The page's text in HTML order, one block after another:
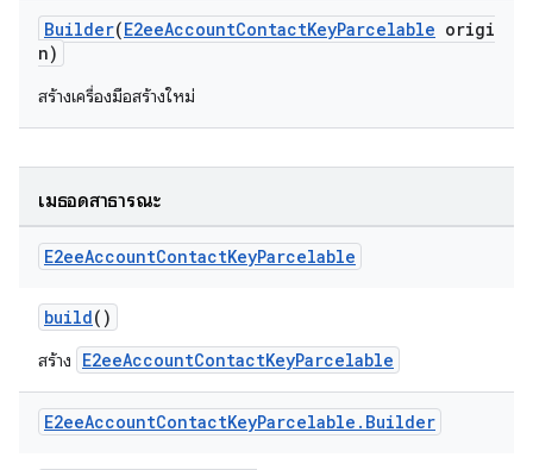
Builder(E2eeAccountContactKeyParcelable origi
n)
สร้างเครื่องมือสร้างใหม่
เมธอดสาธารณะ
E2eeAccountContactKeyParcelable
build()
สร้าง E2eeAccountContactKeyParcelable
E2eeAccountContactKeyParcelable . Builder